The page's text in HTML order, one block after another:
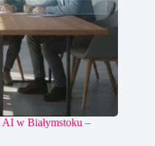
AI w Białymstoku –